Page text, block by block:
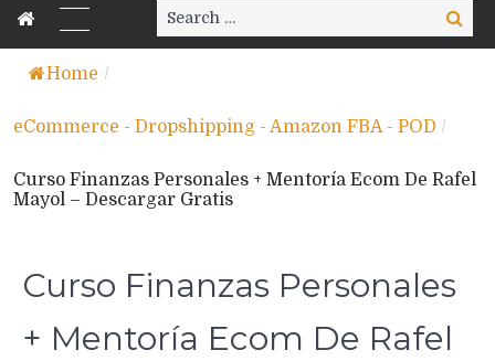
Search
for:
Search
Home /
eCommerce - Dropshipping - Amazon FBA - POD /
Curso Finanzas Personales + Mentoría Ecom De Rafel
Mayol – Descargar Gratis
Curso Finanzas Personales
+ Mentoría Ecom De Rafel